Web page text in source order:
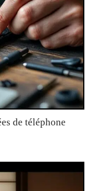
de téléphone